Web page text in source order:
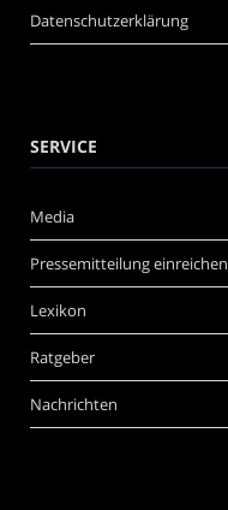
Datenschutzerklärung
SERVICE
Media
Pressemitteilung einreichen
Lexikon
Ratgeber
Nachrichten